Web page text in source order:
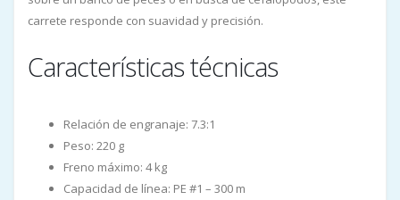
carrete responde con suavidad y precisión.
Características técnicas
Relación de engranaje: 7.3:1
Peso: 220 g
Freno máximo: 4 kg
Capacidad de línea: PE #1 – 300 m